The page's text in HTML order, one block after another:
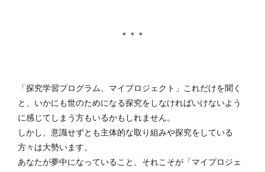
＊＊＊
「探究学習プログラム、マイプロジェクト」これだけを聞く
と、いかにも世のためになる探究をしなければいけないよう
に感じてしまう方もいるかもしれません。
しかし、意識せずとも主体的な取り組みや探究をしている
方々は大勢います。
あなたが夢中になっていること、それこそが「マイプロジェ